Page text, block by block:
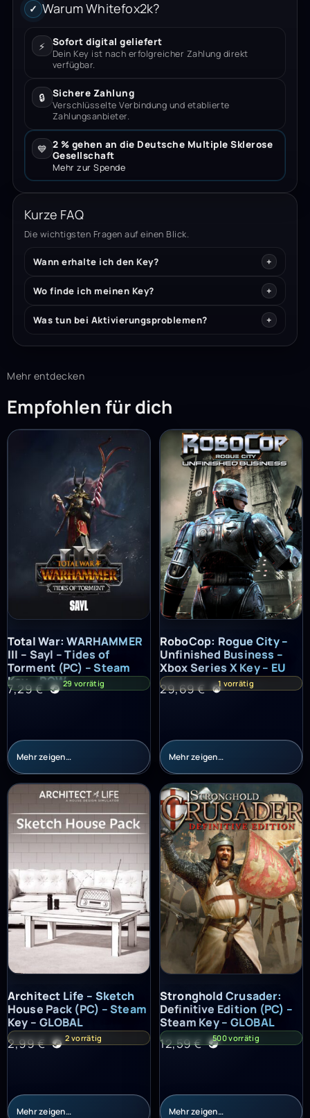
✓ Warum Whitefox2k?
⚡ Sofort digital geliefert
Dein Key ist nach erfolgreicher Zahlung direkt
verfügbar.
🔒 Sichere Zahlung
Verschlüsselte Verbindung und etablierte
Zahlungsanbieter.
💙 2 % gehen an die Deutsche Multiple Sklerose
Gesellschaft
Mehr zur Spende
Kurze FAQ
Die wichtigsten Fragen auf einen Blick.
Wann erhalte ich den Key?
Wo finde ich meinen Key?
Was tun bei Aktivierungsproblemen?
Mehr entdecken
Empfohlen für dich
Total War: WARHAMMER III – Sayl – Tides of Torment (PC) –
Total War: WARHAMMER
III – Sayl – Tides of
Torment (PC) – Steam
Key – ROW
7,29€ 29 vorrätig
Mehr zeigen…
RoboCop: Rogue City –
RoboCop: Rogue City –
Unfinished Business –
Xbox Series X Key – EU
29,69€ 1 vorrätig
Mehr zeigen…
Architect Life – Sketch House Pack (PC) – Steam Key – GLOBAL
Architect Life – Sketch
House Pack (PC) – Steam
Key – GLOBAL
2,99€ 2 vorrätig
Mehr zeigen…
Stronghold Crusader: Definitive
Stronghold Crusader:
Definitive Edition (PC) –
Steam Key – GLOBAL
12,59€ 500 vorrätig
Mehr zeigen…